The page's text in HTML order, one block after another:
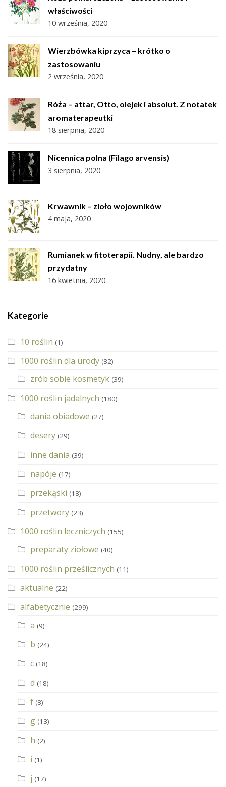
właściwości
10 września, 2020
Wierzbówka kiprzyca – krótko o
zastosowaniu
2 września, 2020
Róża – attar, Otto, olejek i absolut. Z notatek
aromaterapeutki
18 sierpnia, 2020
Nicennica polna (Filago arvensis)
3 sierpnia, 2020
Krwawnik – zioło wojowników
4 maja, 2020
Rumianek w fitoterapii. Nudny, ale bardzo
przydatny
16 kwietnia, 2020
Kategorie
10 roślin (1)
1000 roślin dla urody (82)
zrób sobie kosmetyk (39)
1000 roślin jadalnych (180)
dania obiadowe (27)
desery (29)
inne dania (39)
napóje (17)
przekąski (18)
przetwory (23)
1000 roślin leczniczych (155)
preparaty ziołowe (40)
1000 roślin prześlicznych (11)
aktualne (22)
alfabetycznie (299)
a (9)
b (24)
c (18)
d (18)
f (8)
g (13)
h (2)
i (1)
j (17)